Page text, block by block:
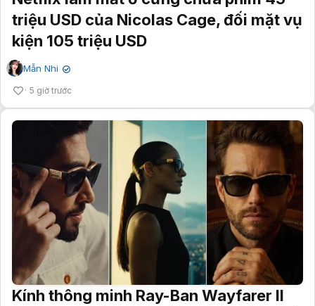
triệu USD của Nicolas Cage, đối mặt vụ
kiện 105 triệu USD
Mẫn Nhi ✔
5 giờ trước
Kính thông minh Ray-Ban Wayfarer II